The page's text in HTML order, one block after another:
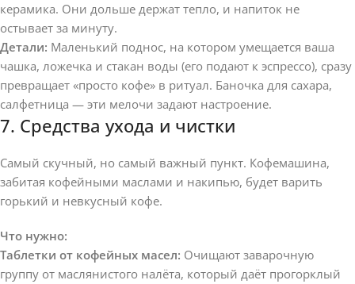
керамика. Они дольше держат тепло, и напиток не
остывает за минуту.
Детали: Маленький поднос, на котором умещается ваша
чашка, ложечка и стакан воды (его подают к эспрессо), сразу
превращает «просто кофе» в ритуал. Баночка для сахара,
салфетница — эти мелочи задают настроение.
7. Средства ухода и чистки
Самый скучный, но самый важный пункт. Кофемашина,
забитая кофейными маслами и накипью, будет варить
горький и невкусный кофе.
Что нужно:
Таблетки от кофейных масел: Очищают заварочную
группу от маслянистого налёта, который даёт прогорклый